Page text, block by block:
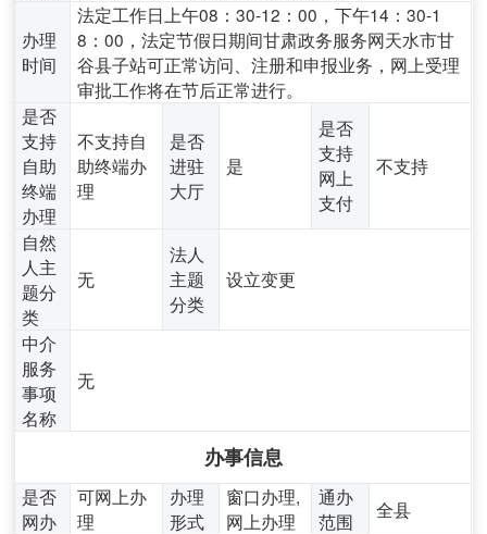
办理
时间
法定工作日上午08：30-12：00，下午14：30-1
8：00，法定节假日期间甘肃政务服务网天水市甘
谷县子站可正常访问、注册和申报业务，网上受理
审批工作将在节后正常进行。
是否
支持
自助
终端
办理
不支持自
助终端办
理
是否
进驻
大厅
是
是否
支持
网上
支付
不支持
自然
人主
题分
类
无
法人
主题
分类
设立变更
中介
服务
事项
名称
无
办事信息
是否
网办
可网上办
理
办理
形式
窗口办理,
网上办理
通办
范围
全县